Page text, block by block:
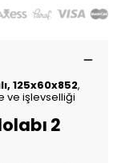
125x60x852,
ve işlevselliği
2